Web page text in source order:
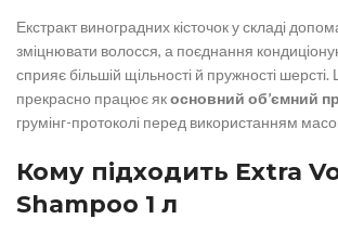
Екстракт виноградних кісточок у складі
зміцнювати волосся, а поєднання
сприяє більшій щільності й пружності
прекрасно працює якосновний об’ємний
грумінг-протоколі перед використанням масок
Кому підходить Extra
Shampoo 1 л